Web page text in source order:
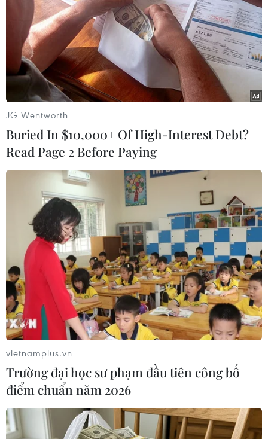
Vụ xả súng tại Canada: Số nạn nhân thiệt
mạng đã lên tới 23
21/04/2020 23:06
Vụ xả xúng diễn ra ở nhiều địa điểm khác nhau, vì thế
cảnh sát cho rằng số người tử vong có thể sẽ còn tăng
khi cảnh sát vẫn đang mở rộng hiện trường vụ án.
JG Wentworth
Buried In $10,000+ Of High-Interest Debt?
Read Page 2 Before Paying
vietnamplus.vn
Trường đại học sư phạm đầu tiên công bố
điểm chuẩn năm 2026